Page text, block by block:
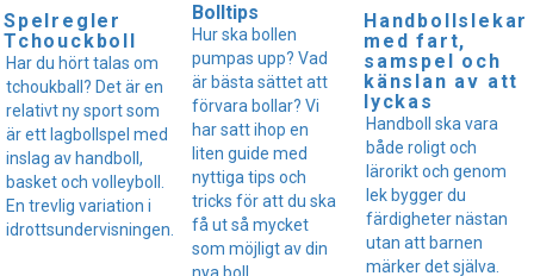
Spelregler
Tchouckboll
Har du hört talas om
tchoukball? Det är en
relativt ny sport som
är ett lagbollspel med
inslag av handboll,
basket och volleyboll.
En trevlig variation i
idrottsundervisningen.
Bolltips
Hur ska bollen
pumpas upp? Vad
är bästa sättet att
förvara bollar? Vi
har satt ihop en
liten guide med
nyttiga tips och
tricks för att du ska
få ut så mycket
som möjligt av din
Handbollslekar
med fart,
samspel och
känslan av att
lyckas
Handboll ska vara
både roligt och
lärorikt och genom
lek bygger du
färdigheter nästan
utan att barnen
märker det själva.